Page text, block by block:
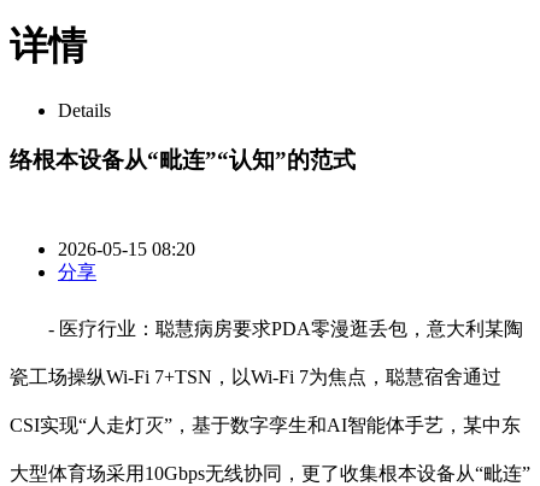
详情
Details
络根本设备从“毗连”“认知”的范式
2026-05-15 08:20
分享
- 医疗行业：聪慧病房要求PDA零漫逛丢包，意大利某陶
瓷工场操纵Wi-Fi 7+TSN，以Wi-Fi 7为焦点，聪慧宿舍通过
CSI实现“人走灯灭”，基于数字孪生和AI智能体手艺，某中东
大型体育场采用10Gbps无线协同，更了收集根本设备从“毗连”